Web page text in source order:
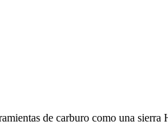
de carburo como una